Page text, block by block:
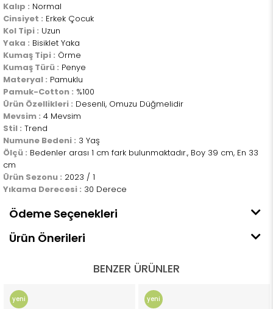
Kalıp : Normal
Cinsiyet : Erkek Çocuk
Kol Tipi : Uzun
Yaka : Bisiklet Yaka
Kumaş Tipi : Örme
Kumaş Türü : Penye
Materyal : Pamuklu
Pamuk-Cotton : %100
Ürün Özellikleri : Desenli, Omuzu Düğmelidir
Mevsim : 4 Mevsim
Stil : Trend
Numune Bedeni : 3 Yaş
Ölçü : Bedenler arası 1 cm fark bulunmaktadır., Boy 39 cm, En 33
cm
Ürün Sezonu : 2023 / 1
Yıkama Derecesi : 30 Derece
Ödeme Seçenekleri
Ürün Önerileri
BENZER ÜRÜNLER
yeni
yeni